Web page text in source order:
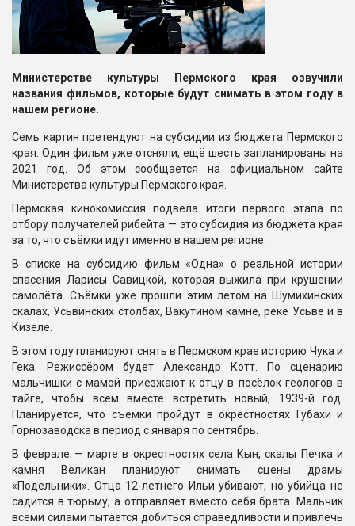
Министерстве культуры Пермского края озвучили
названия фильмов, которые будут снимать в этом году в
нашем регионе.
Семь картин претендуют на субсидии из бюджета Пермского
края. Один фильм уже отсняли, ещё шесть запланированы на
2021 год. Об этом сообщается на официальном сайте
Министерства культуры Пермского края.
Пермская кинокомиссия подвела итоги первого этапа по
отбору получателей рибейта — это субсидия из бюджета края
за то, что съёмки идут именно в нашем регионе.
В списке на субсидию фильм «Одна» о реальной истории
спасения Ларисы Савицкой, которая выжила при крушении
самолёта. Съёмки уже прошли этим летом на Шумихинских
скалах, Усьвинских столбах, Вакутином камне, реке Усьве и в
Кизеле.
В этом году планируют снять в Пермском крае историю Чука и
Гека. Режиссёром будет Александр Котт. По сценарию
мальчишки с мамой приезжают к отцу в посёлок геологов в
тайге, чтобы всем вместе встретить новый, 1939-й год.
Планируется, что съёмки пройдут в окрестностях Губахи и
Горнозаводска в период с января по сентябрь.
В феврале — марте в окрестностях села Кын, скалы Печка и
камня Великан планируют снимать сцены драмы
«Подельники». Отца 12-летнего Ильи убивают, но убийца не
садится в тюрьму, а отправляет вместо себя брата. Мальчик
всеми силами пытается добиться справедливости и привлечь